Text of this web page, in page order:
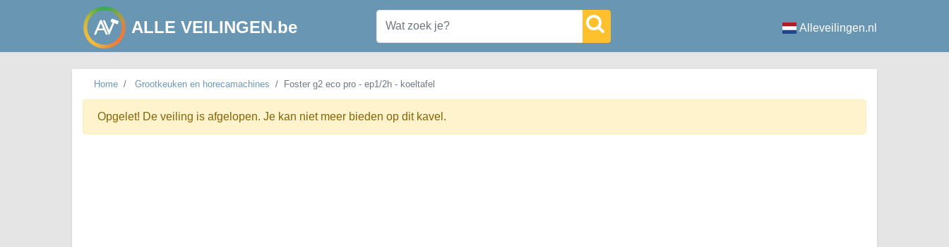
ALLE VEILINGEN.be Alleveilingen.nl
Home Grootkeuken en horecamachines Foster g2 eco pro - ep1/2h - koeltafel
Opgelet! De veiling is afgelopen. Je kan niet meer bieden op dit kavel.